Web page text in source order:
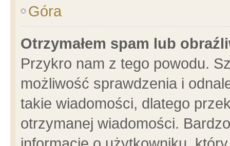
Góra
Otrzymałem spam lub
Przykro nam z tego powodu.
możliwość sprawdzenia i
takie wiadomości, dlatego
otrzymanej wiadomości.